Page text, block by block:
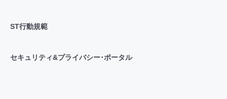
ST行動規範
セキュリティ&プライバシー･ポータル